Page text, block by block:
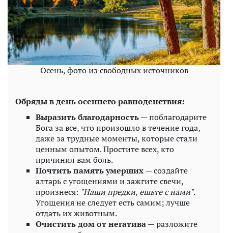
Осень, фото из свободных источников
Обряды в день осеннего равноденствия:
Выразить благодарность— поблагодарите
Бога за все, что произошло в течение года,
даже за трудные моменты, которые стали
ценным опытом. Простите всех, кто
причинил вам боль.
Почтить память умерших— создайте
алтарь с угощениями и зажгите свечи,
произнеся: "Наши предки, ешьте с нами".
Угощения не следует есть самим; лучше
отдать их животным.
Очистить дом от негатива— разложите